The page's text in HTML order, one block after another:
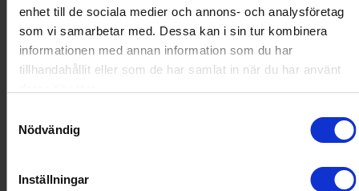
enhet till de sociala medier och annons- och analysföretag
som vi samarbetar med. Dessa kan i sin tur kombinera
informationen med annan information som du har
tillhandahållit eller som de har samlat in när du har använt
Nödvändig
Inställningar